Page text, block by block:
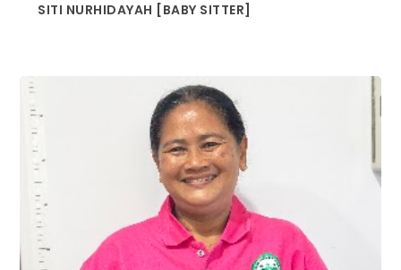
SITI NURHIDAYAH [BABY SITTER]